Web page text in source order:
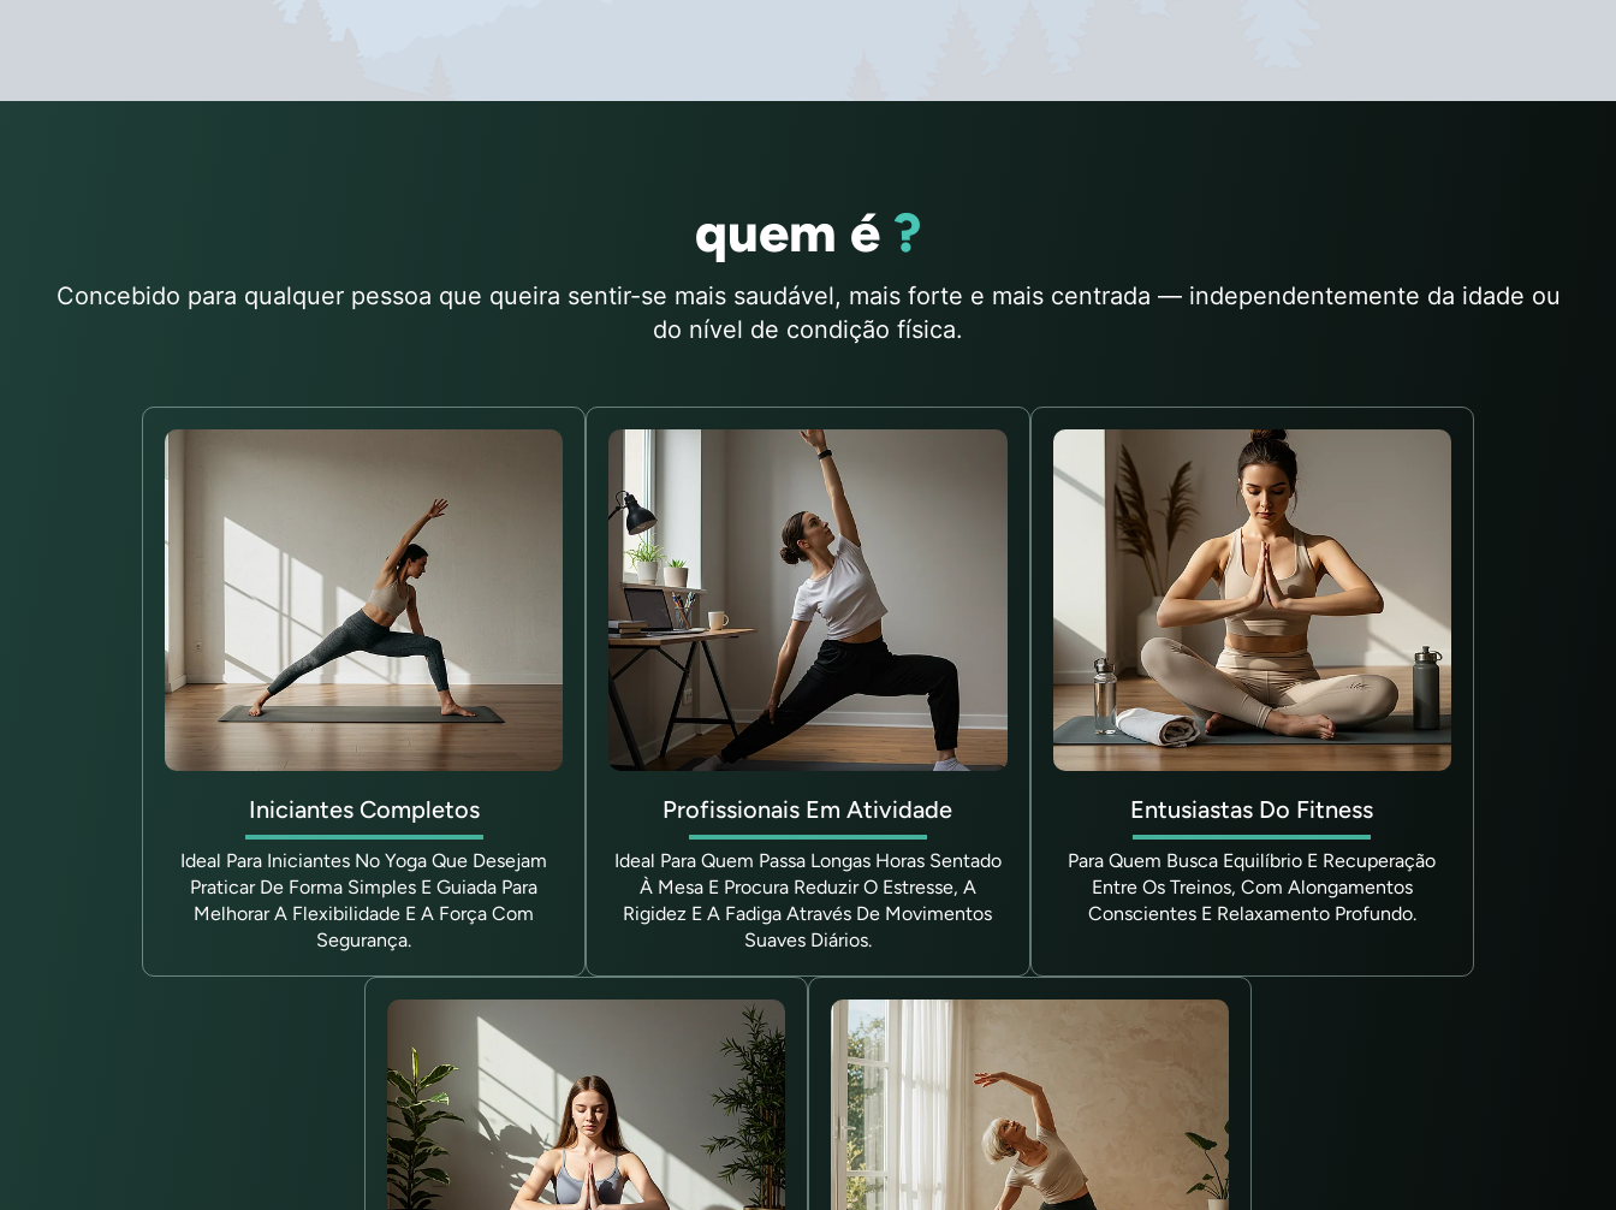
quem é ?
Concebido para qualquer pessoa que queira sentir-se mais saudável, mais forte e mais centrada — independentemente da idade ou
do nível de condição física.
Iniciantes Completos
Ideal Para Iniciantes No Yoga Que Desejam
Praticar De Forma Simples E Guiada Para
Melhorar A Flexibilidade E A Força Com
Segurança.
Profissionais Em Atividade
Ideal Para Quem Passa Longas Horas Sentado
À Mesa E Procura Reduzir O Estresse, A
Rigidez E A Fadiga Através De Movimentos
Suaves Diários.
Entusiastas Do Fitness
Para Quem Busca Equilíbrio E Recuperação
Entre Os Treinos, Com Alongamentos
Conscientes E Relaxamento Profundo.